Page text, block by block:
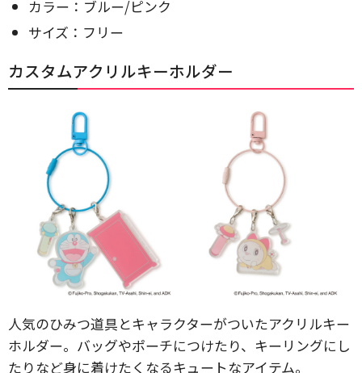
カラー：ブルー/ピンク
サイズ：フリー
カスタムアクリルキーホルダー
人気のひみつ道具とキャラクターがついたアクリルキー
ホルダー。バッグやポーチにつけたり、キーリングにし
たりなど身に着けたくなるキュートなアイテム。